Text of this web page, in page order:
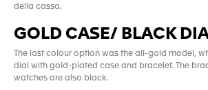
della cassa.
GOLD CASE/ BLACK
The last colour option was the all-gold model,
dial with gold-plated case and bracelet. The
watches are also black.